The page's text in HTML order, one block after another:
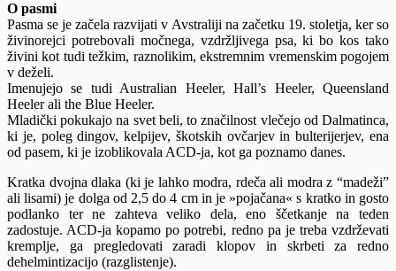
O pasmi
Pasma se je začela razvijati v Avstraliji na začetku 19. stoletja, ker so
živinorejci potrebovali močnega, vzdržljivega psa, ki bo kos tako
živini kot tudi težkim, raznolikim, ekstremnim vremenskim pogojem
v deželi.
Imenujejo se tudi Australian Heeler, Hall’s Heeler, Queensland
Heeler ali the Blue Heeler.
Mladički pokukajo na svet beli, to značilnost vlečejo od Dalmatinca,
ki je, poleg dingov, kelpijev, škotskih ovčarjev in bulterijerjev, ena
od pasem, ki je izoblikovala ACD-ja, kot ga poznamo danes.
Kratka dvojna dlaka (ki je lahko modra, rdeča ali modra z “madeži”
ali lisami) je dolga od 2,5 do 4 cm in je »pojačana« s kratko in gosto
podlanko ter ne zahteva veliko dela, eno ščetkanje na teden
zadostuje. ACD-ja kopamo po potrebi, redno pa je treba vzdrževati
kremplje, ga pregledovati zaradi klopov in skrbeti za redno
dehelmintizacijo (razglistenje).